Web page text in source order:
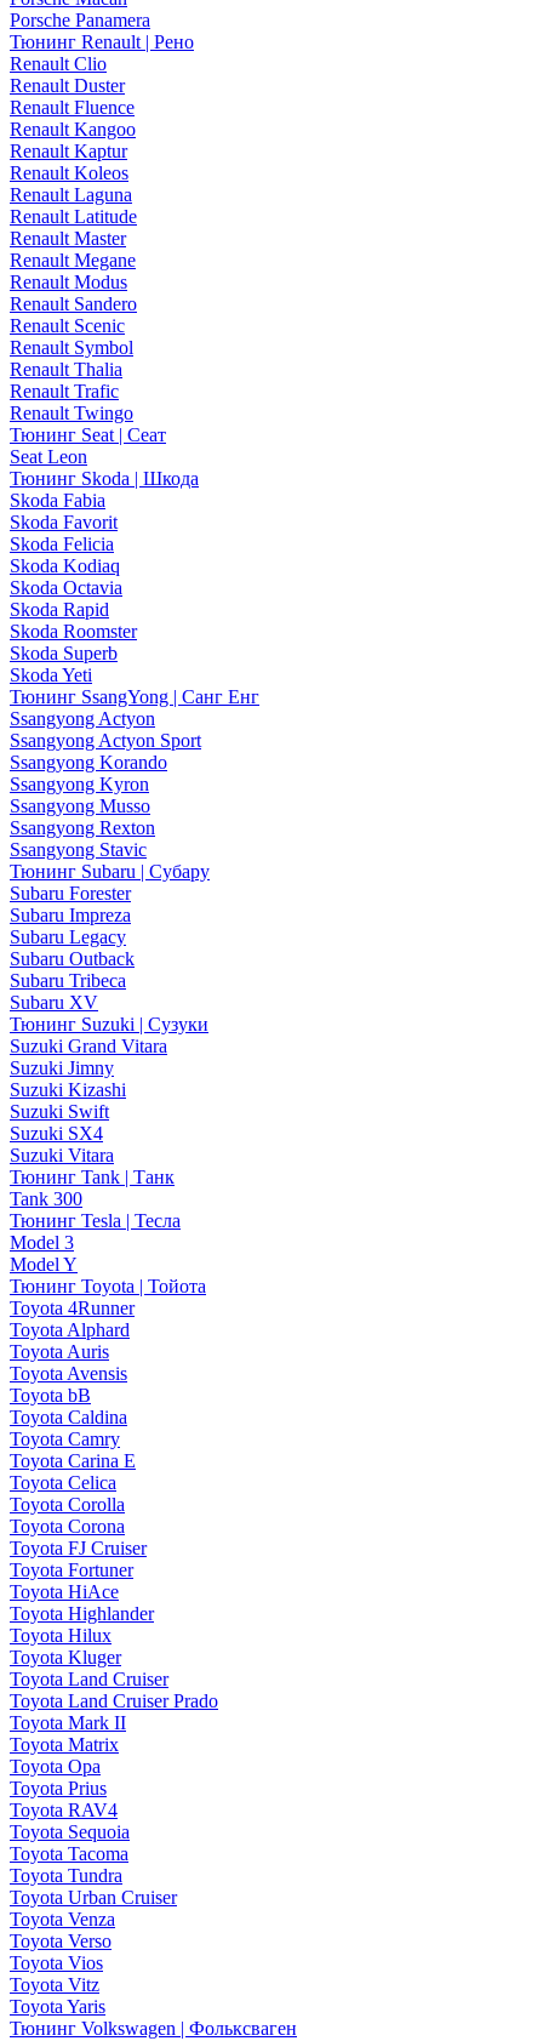
Porsche Panamera
Тюнинг Renault | Рено
Renault Clio
Renault Duster
Renault Fluence
Renault Kangoo
Renault Kaptur
Renault Koleos
Renault Laguna
Renault Latitude
Renault Master
Renault Megane
Renault Modus
Renault Sandero
Renault Scenic
Renault Symbol
Renault Thalia
Renault Trafic
Renault Twingo
Тюнинг Seat | Сеат
Seat Leon
Тюнинг Skoda | Шкода
Skoda Fabia
Skoda Favorit
Skoda Felicia
Skoda Kodiaq
Skoda Octavia
Skoda Rapid
Skoda Roomster
Skoda Superb
Skoda Yeti
Тюнинг SsangYong | Санг Енг
Ssangyong Actyon
Ssangyong Actyon Sport
Ssangyong Korando
Ssangyong Kyron
Ssangyong Musso
Ssangyong Rexton
Ssangyong Stavic
Тюнинг Subaru | Субару
Subaru Forester
Subaru Impreza
Subaru Legacy
Subaru Outback
Subaru Tribeca
Subaru XV
Тюнинг Suzuki | Сузуки
Suzuki Grand Vitara
Suzuki Jimny
Suzuki Kizashi
Suzuki Swift
Suzuki SX4
Suzuki Vitara
Тюнинг Tank | Танк
Tank 300
Тюнинг Tesla | Тесла
Model 3
Model Y
Тюнинг Toyota | Тойота
Toyota 4Runner
Toyota Alphard
Toyota Auris
Toyota Avensis
Toyota bB
Toyota Caldina
Toyota Camry
Toyota Carina E
Toyota Celica
Toyota Corolla
Toyota Corona
Toyota FJ Cruiser
Toyota Fortuner
Toyota HiAce
Toyota Highlander
Toyota Hilux
Toyota Kluger
Toyota Land Cruiser
Toyota Land Cruiser Prado
Toyota Mark II
Toyota Matrix
Toyota Opa
Toyota Prius
Toyota RAV4
Toyota Sequoia
Toyota Tacoma
Toyota Tundra
Toyota Urban Cruiser
Toyota Venza
Toyota Verso
Toyota Vios
Toyota Vitz
Toyota Yaris
Тюнинг Volkswagen | Фольксваген